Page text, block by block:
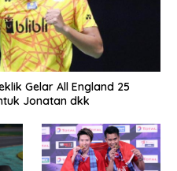
Gelar All England 25
Jonatan dkk